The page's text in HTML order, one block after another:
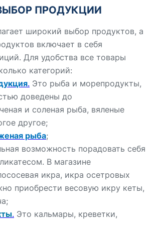
ПРОДУКЦИИ
широкий выбор продуктов, а
включает в себя
Для удобства все товары
категорий:
. Это рыба и морепродукты,
доведены до
и соленая рыба, вяленые
другое;
рыба;
возможность порадовать себя
В магазине
икра, икра осетровых
приобрести весовую икру кеты,
. Это кальмары, креветки,